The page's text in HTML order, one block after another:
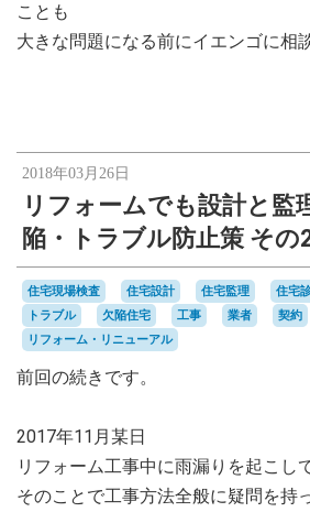
ことも
大きな問題になる前にイエンゴに相
2018年03月26日
リフォームでも設計と監
陥・トラブル防止策 その
住宅現場検査 住宅設計 住宅監理 住宅
トラブル
欠陥住宅 工事 業者 契約
リフォーム・リニューアル
前回の続きです。
2017年11月某日
リフォーム工事中に雨漏りを起こして
そのことで工事方法全般に疑問を持